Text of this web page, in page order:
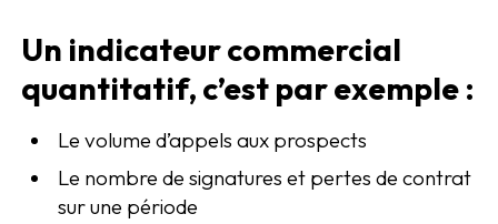
Un indicateur commercial
quantitatif, c’est par exemple :
Le volume d’appels aux prospects
Le nombre de signatures et pertes de contrat
sur une période